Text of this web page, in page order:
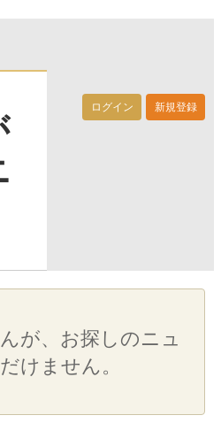
ログイン 新規登録
が、お探しのニュ
けません。